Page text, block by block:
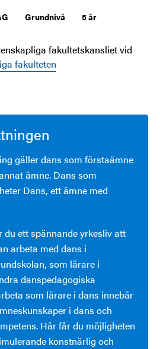
Grundnivå
5 år
fakultetskansliet vid
fakulteten
gäller dans som förstaämne
ämne. Dans som
Dans, ett ämne med
du ett spännande yrkesliv att
arbeta med dans i
som lärare i
danspedagogiska
som lärare i dans innebär
i dans och
Här får du möjligheten
konstnärlig och